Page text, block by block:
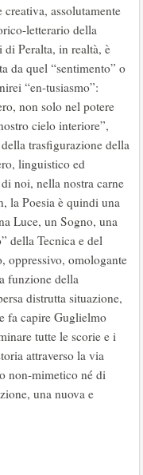
assolutamente
letterario della
di Peralta, in realtà, è
da quel “sentimento” o
“en-tusiasmo”:
non solo nel potere
cielo interiore”,
trasfigurazione della
linguistico ed
noi, nella nostra carne
la Poesia è quindi una
Luce, un Sogno, una
della Tecnica e del
oppressivo, omologante
funzione della
distrutta situazione,
fa capire Guglielmo
tutte le scorie e i
attraverso la via
non-mimetico né di
una nuova e